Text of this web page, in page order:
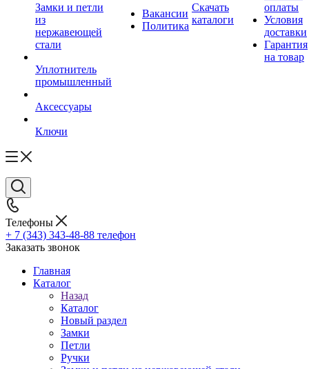
Замки и петли
из
нержавеющей
стали
Уплотнитель
промышленный
Аксессуары
Ключи
Вакансии
Политика
Скачать
каталоги
оплаты
Условия
доставки
Гарантия
на товар
Телефоны
+ 7 (343) 343-48-88 телефон
Заказать звонок
Главная
Каталог
Назад
Каталог
Новый раздел
Замки
Петли
Ручки